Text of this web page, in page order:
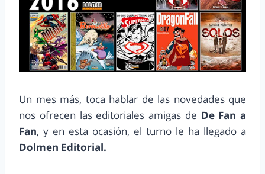
Un mes más, toca hablar de las novedades que
nos ofrecen las editoriales amigas de De Fan a
Fan, y en esta ocasión, el turno le ha llegado a
Dolmen Editorial.